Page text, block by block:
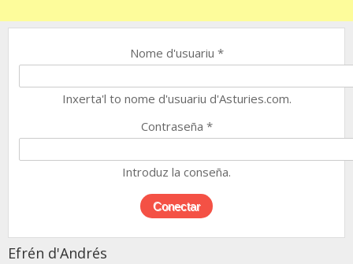
Nome d'usuariu *
Inxerta'l to nome d'usuariu d'Asturies.com.
Contraseña *
Introduz la conseña.
Efrén d'Andrés